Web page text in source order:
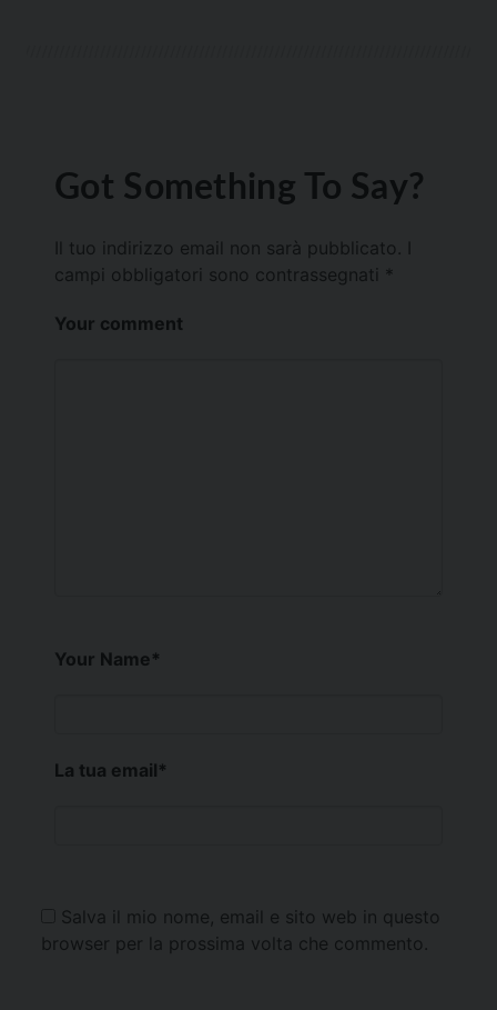
Got Something To Say?
Il tuo indirizzo email non sarà pubblicato.
campi obbligatori sono contrassegnati *
Your comment
Your Name*
La tua email*
Salva il mio nome, email e sito web in questo
browser per la prossima volta che commento.